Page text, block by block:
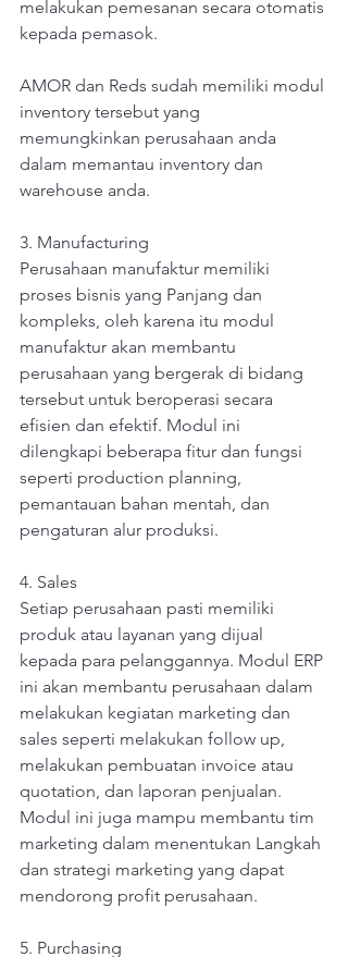
melakukan pemesanan secara otomatis
kepada pemasok.
AMOR dan Reds sudah memiliki modul
inventory tersebut yang
memungkinkan perusahaan anda
dalam memantau inventory dan
warehouse anda.
3. Manufacturing
Perusahaan manufaktur memiliki
proses bisnis yang Panjang dan
kompleks, oleh karena itu modul
manufaktur akan membantu
perusahaan yang bergerak di bidang
tersebut untuk beroperasi secara
efisien dan efektif. Modul ini
dilengkapi beberapa fitur dan fungsi
seperti production planning,
pemantauan bahan mentah, dan
pengaturan alur produksi.
4. Sales
Setiap perusahaan pasti memiliki
produk atau layanan yang dijual
kepada para pelanggannya. Modul ERP
ini akan membantu perusahaan dalam
melakukan kegiatan marketing dan
sales seperti melakukan follow up,
melakukan pembuatan invoice atau
quotation, dan laporan penjualan.
Modul ini juga mampu membantu tim
marketing dalam menentukan Langkah
dan strategi marketing yang dapat
mendorong profit perusahaan.
5. Purchasing